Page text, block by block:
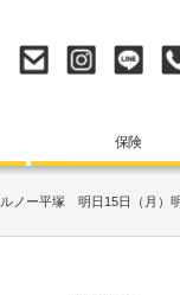
保険
ルノー平塚 明日15日（月）